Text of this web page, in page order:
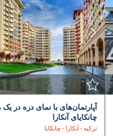
مشاهده
با نمایندگی
آپارتمان‌های با نمای دره در
چانکایای آنکارا
ترکیه - آنکارا - چانکایا